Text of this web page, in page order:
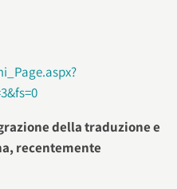
della traduzione e
recentemente